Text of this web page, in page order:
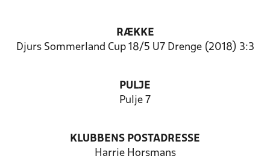
RÆKKE
Djurs Sommerland Cup 18/5 U7 Drenge (2018) 3:3
PULJE
Pulje 7
KLUBBENS POSTADRESSE
Harrie Horsmans